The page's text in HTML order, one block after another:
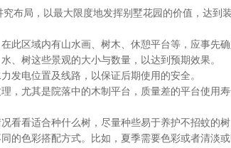
局，以最大限度地发挥别墅花园的价值，达到装
区域内有山水画、树木、休憩平台等，应事先确
树这些景观的大小与数量，以达到预期效果。
电位置及线路，以保证后期使用的安全。
尤其是院落中的木制平台，质量差的平台使用寿
看适合种什么树，尽量种些易于养护不招蚊的树
色彩搭配方式。比如，夏季需要色彩或者清淡或